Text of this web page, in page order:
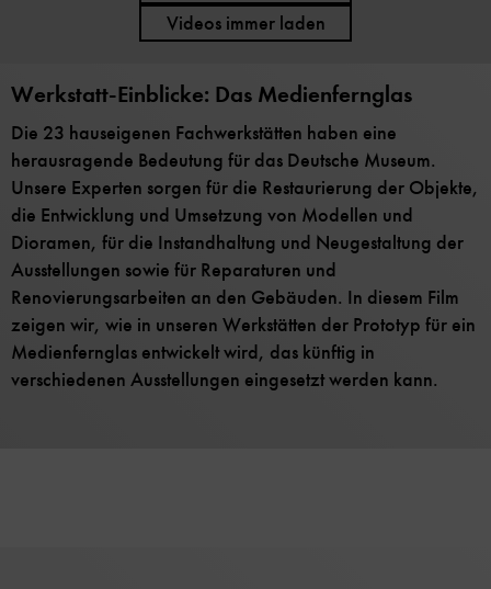
Videos immer laden
Werkstatt-Einblicke: Das Medienfernglas
Die 23 hauseigenen Fachwerkstätten haben eine
herausragende Bedeutung für das Deutsche Museum.
Unsere Experten sorgen für die Restaurierung der Objekte,
die Entwicklung und Umsetzung von Modellen und
Dioramen, für die Instandhaltung und Neugestaltung der
Ausstellungen sowie für Reparaturen und
Renovierungsarbeiten an den Gebäuden. In diesem Film
zeigen wir, wie in unseren Werkstätten der Prototyp für ein
Medienfernglas entwickelt wird, das künftig in
verschiedenen Ausstellungen eingesetzt werden kann.